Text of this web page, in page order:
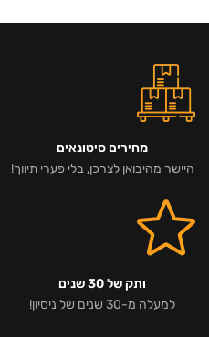
מחירים סיטונאים
היישר מהיבואן לצרכן, בלי פערי תיווך!
ותק של 30 שנים
למעלה מ-30 שנים של ניסיון!